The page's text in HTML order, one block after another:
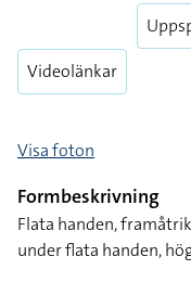
Videolänkar
Visa foton
Formbeskrivning
Flata handen,
under flata handen,